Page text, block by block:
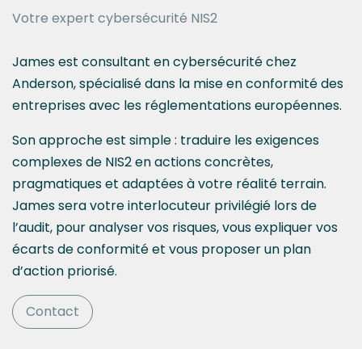
Votre expert cybersécurité NIS2
James est consultant en cybersécurité chez
Anderson, spécialisé dans la mise en conformité des
entreprises avec les réglementations européennes.
Son approche est simple : traduire les exigences
complexes de NIS2 en actions concrètes,
pragmatiques et adaptées à votre réalité terrain.
James sera votre interlocuteur privilégié lors de
l’audit, pour analyser vos risques, vous expliquer vos
écarts de conformité et vous proposer un plan
d’action priorisé.
Contact